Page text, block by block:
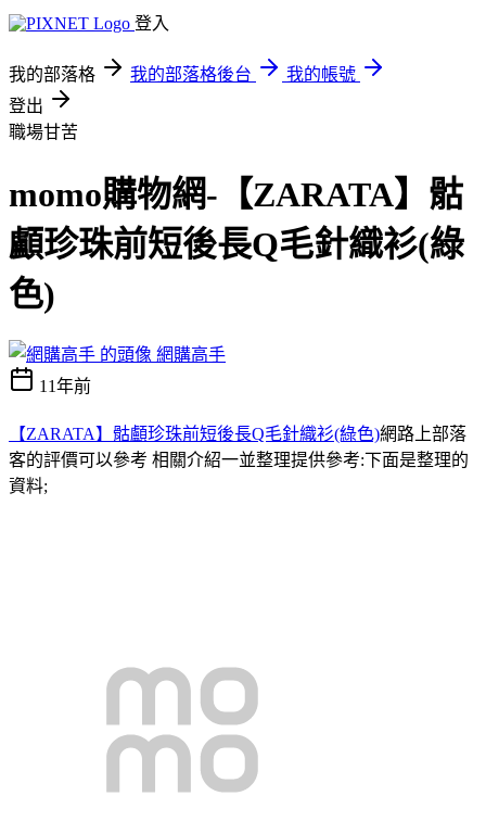
登入
我的部落格 我的部落格後台
我的帳號
登出
職場甘苦
momo購物網-【ZARATA】骷
顱珍珠前短後長Q毛針織衫(綠
色)
網購高手
11年前
【ZARATA】骷顱珍珠前短後長Q毛針織衫(綠色)網路上部落
客的評價可以參考 相關介紹一並整理提供參考:下面是整理的
資料;